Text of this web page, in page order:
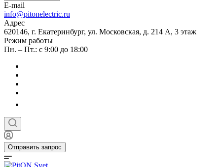
E-mail
info@pitonelectric.ru
Адрес
620146, г. Екатеринбург, ул. Московская, д. 214 А, 3 этаж
Режим работы
Пн. – Пт.: с 9:00 до 18:00
Отправить запрос